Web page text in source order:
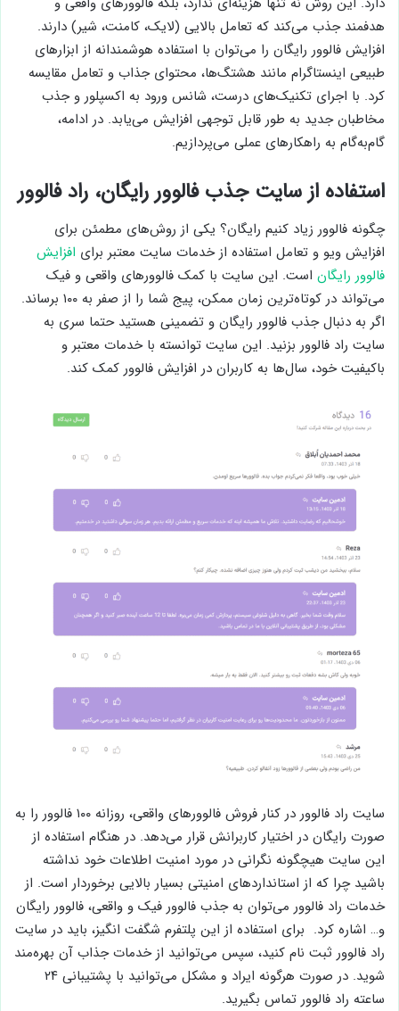
هدفمند جذب می‌کند که تعامل بالایی (لایک، کامنت، شیر) دارند.
افزایش فالوور رایگان را می‌توان با استفاده هوشمندانه از ابزارهای
طبیعی اینستاگرام مانند هشتگ‌ها، محتوای جذاب و تعامل مقایسه
کرد. با اجرای تکنیک‌های درست، شانس ورود به اکسپلور و جذب
مخاطبان جدید به طور قابل توجهی افزایش می‌یابد. در ادامه،
گام‌به‌گام به راهکارهای عملی می‌پردازیم.
استفاده از سایت‌ جذب فالوور رایگان، راد فالوور
چگونه فالوور زیاد کنیم رایگان؟ یکی از روش‌های مطمئن برای
افزایش ویو و تعامل استفاده از خدمات سایت‌ معتبر برای افزایش
فالوور رایگان است. این سایت‌ با کمک فالوورهای واقعی و فیک
می‌تواند در کوتاه‌ترین زمان ممکن، پیج شما را از صفر به ۱۰۰ برساند.
اگر به دنبال جذب فالوور رایگان و تضمینی هستید حتما سری به
سایت راد فالوور بزنید. این سایت توانسته با خدمات معتبر و
باکیفیت خود، سال‌ها به کاربران در افزایش فالوور کمک کند.
سایت راد فالوور در کنار فروش فالوورهای واقعی، روزانه ۱۰۰ فالوور را به
صورت رایگان در اختیار کاربرانش قرار می‌دهد. در هنگام استفاده از
این سایت هیچگونه نگرانی در مورد امنیت اطلاعات خود نداشته
باشید چرا که از استانداردهای امنیتی بسیار بالایی برخوردار است. از
خدمات راد فالوور می‌توان به جذب فالوور فیک و واقعی، فالوور رایگان
و… اشاره کرد. برای استفاده از این پلتفرم شگفت انگیز، باید در سایت
راد فالوور ثبت نام کنید، سپس می‌توانید از خدمات جذاب آن بهره‌مند
شوید. در صورت هرگونه ایراد و مشکل می‌توانید با پشتیبانی ۲۴
ساعته راد فالوور تماس بگیرید.